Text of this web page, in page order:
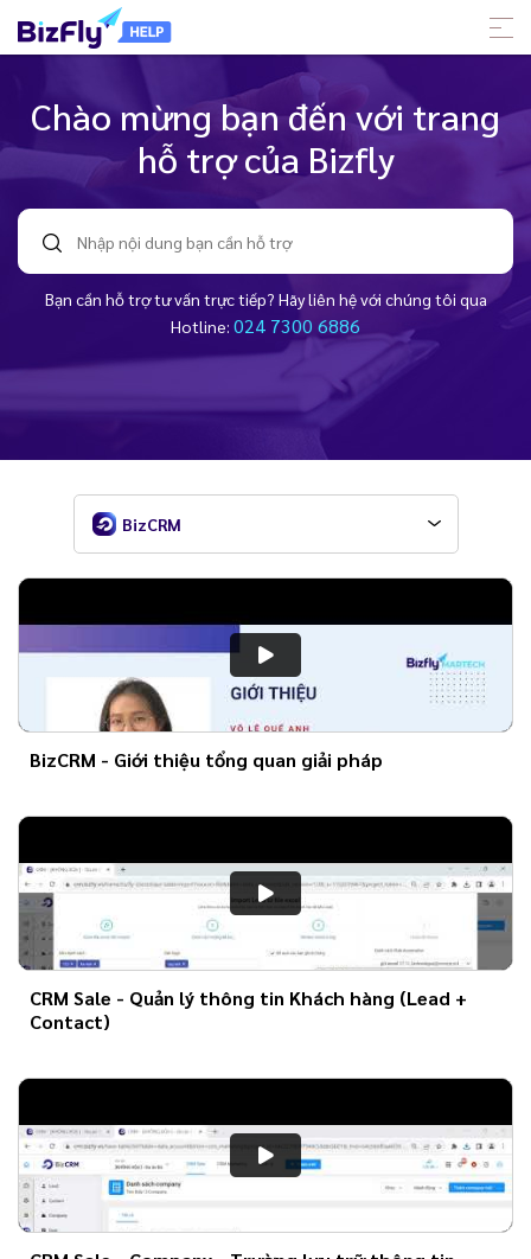
Chào mừng bạn đến với trang
hỗ trợ của Bizfly
Bạn cần hỗ trợ tư vấn trực tiếp? Hãy liên hệ với chúng tôi qua
Hotline: 024 7300 6886
BizCRM
BizCRM - Giới thiệu tổng quan giải pháp
CRM Sale - Quản lý thông tin Khách hàng (Lead +
Contact)